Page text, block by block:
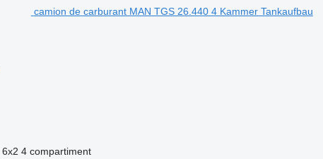
camion de carburant MAN TGS 26.440 4 Kammer Tankaufbau
6x2 4 compartiment